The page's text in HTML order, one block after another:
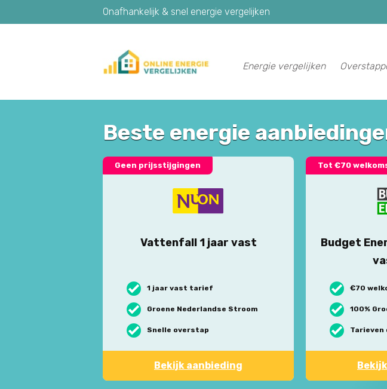
Onafhankelijk & snel energie vergelijken
Energie vergelijken
Beste energie
Geen prijsstijgingen
Vattenfall 1 jaar vast
1 jaar vast tarief
Groene Nederlandse Stroom
Snelle overstap
Bekijk aanbieding
Tot €70
Budget
€70
100%